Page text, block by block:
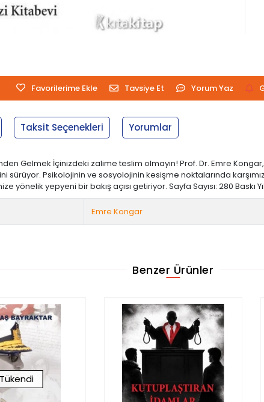
Favorilerime Ekle Tavsiye Et Yorum Yaz
Taksit Seçenekleri Yorumlar
Gelmek İçinizdeki zalime teslim olmayın! Prof. Dr. Emre
Psikolojinin ve sosyolojinin kesişme noktalarında
yepyeni bir bakış açısı getiriyor. Sayfa Sayısı: 280 Baskı
Emre Kongar
Benzer Ürünler
Tükendi